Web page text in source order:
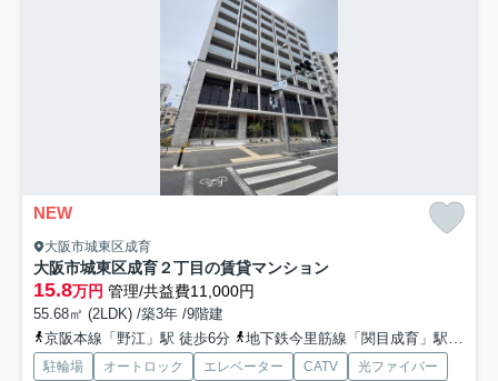
NEW
大阪市城東区成育
大阪市城東区成育２丁目の賃貸マンション
15.8万円 管理/共益費11,000円
55.68㎡ (2LDK) /築3年 /9階建
京阪本線「野江」駅 徒歩6分
地下鉄今里筋線「関目成育」駅 徒歩6分
駐輪場 オートロック エレベーター CATV
光ファイバー